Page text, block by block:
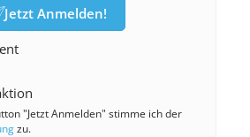
Jetzt Anmelden!
"Jetzt Anmelden" stimme ich der
zu.